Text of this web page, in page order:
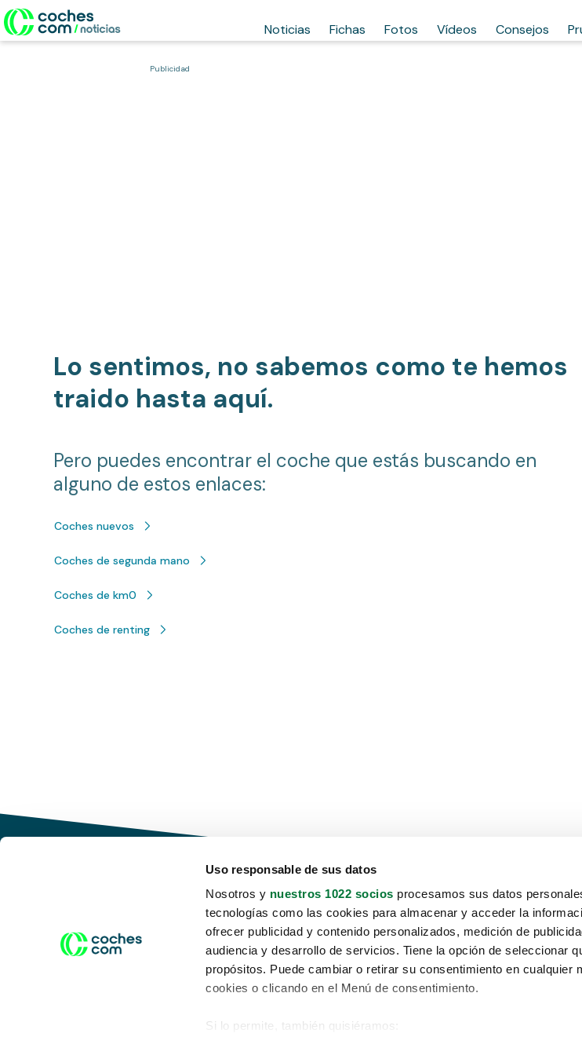
Uso responsable de sus datos
Nosotros y nuestros 1022 socios procesamos sus datos
tecnologías como las cookies para almacenar y acceder la
ofrecer publicidad y contenido personalizados, medición de
audiencia y desarrollo de servicios. Tiene la opción de seleccionar
propósitos. Puede cambiar o retirar su consentimiento en cualquier
cookies o clicando en el Menú de consentimiento.
Si lo permite, también quisiéramos:
Noticias Fichas Fotos Vídeos Consejos
Publicidad
Lo sentimos, no sabemos como te hemos
traido hasta aquí.
Pero puedes encontrar el coche que estás buscando en
alguno de estos enlaces:
Coches nuevos
Coches de segunda mano
Coches de km0
Coches de renting
Conduce tu futuro,
desata tu movilidad